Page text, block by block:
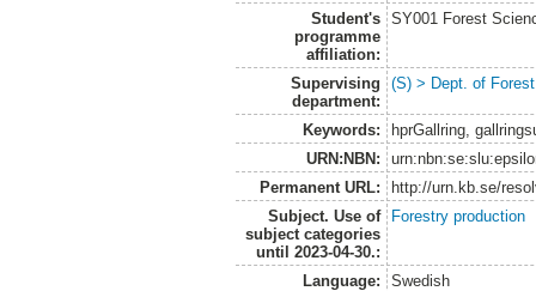
Student's
programme
affiliation:
SY001 Forest
Supervising
department:
(S) > Dept. of
Keywords:
hprGallring,
URN:NBN:
Permanent URL:
http://urn.kb.se/
Subject. Use of
subject categories
until 2023-04-30.:
Forestry production
Language:
Swedish